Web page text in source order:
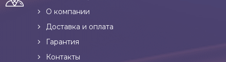
О компании
Доставка и оплата
Гарантия
Контакты